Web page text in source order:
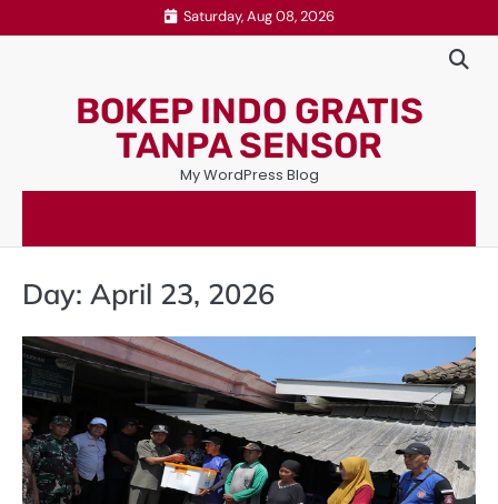
to
Saturday, Aug 08, 2026
BOKEP INDO GRATIS
TANPA SENSOR
My WordPress Blog
Day: April 23, 2026